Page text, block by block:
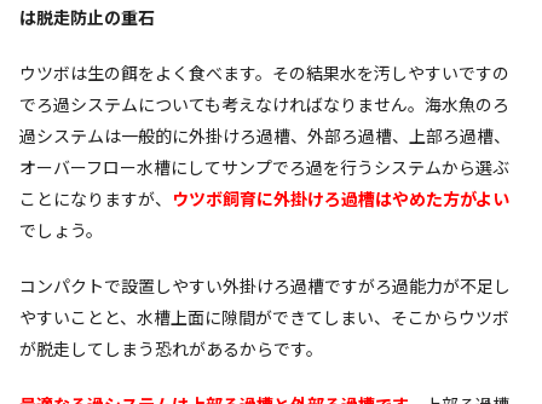
は脱走防止の重石
ウツボは生の餌をよく食べます。その結果水を汚しやすいですの
でろ過システムについても考えなければなりません。海水魚のろ
過システムは一般的に外掛けろ過槽、外部ろ過槽、上部ろ過槽、
オーバーフロー水槽にしてサンプでろ過を行うシステムから選ぶ
ことになりますが、 ウツボ飼育に外掛けろ過槽はやめた方がよい
でしょう。
コンパクトで設置しやすい外掛けろ過槽ですがろ過能力が不足し
やすいことと、水槽上面に隙間ができてしまい、そこからウツボ
が脱走してしまう恐れがあるからです。